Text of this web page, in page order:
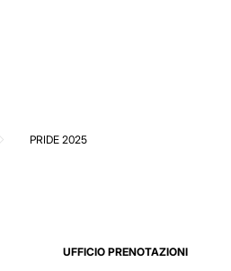
PRIDE 2025
UFFICIO PRENOTAZIONI